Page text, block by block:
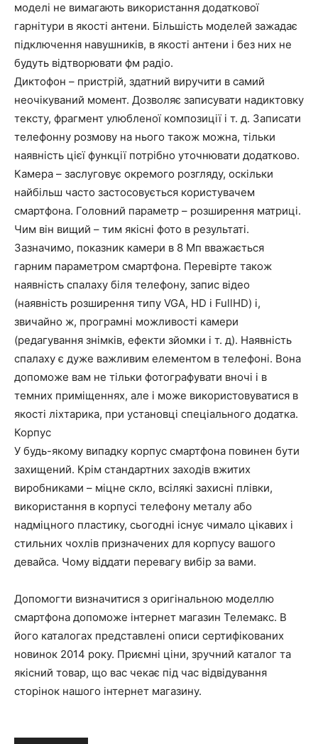
моделі не вимагають використання додаткової
гарнітури в якості антени. Більшість моделей зажадає
підключення навушників, в якості антени і без них не
будуть відтворювати фм радіо.
Диктофон – пристрій, здатний виручити в самий
неочікуваний момент. Дозволяє записувати надиктовку
тексту, фрагмент улюбленої композиції і т. д. Записати
телефонну розмову на нього також можна, тільки
наявність цієї функції потрібно уточнювати додатково.
Камера – заслуговує окремого розгляду, оскільки
найбільш часто застосовується користувачем
смартфона. Головний параметр – розширення матриці.
Чим він вищий – тим якісні фото в результаті.
Зазначимо, показник камери в 8 Мп вважається
гарним параметром смартфона. Перевірте також
наявність спалаху біля телефону, запис відео
(наявність розширення типу VGA, HD і FullHD) і,
звичайно ж, програмні можливості камери
(редагування знімків, ефекти зйомки і т. д). Наявність
спалаху є дуже важливим елементом в телефоні. Вона
допоможе вам не тільки фотографувати вночі і в
темних приміщеннях, але і може використовуватися в
якості ліхтарика, при установці спеціального додатка.
Корпус
У будь-якому випадку корпус смартфона повинен бути
захищений. Крім стандартних заходів вжитих
виробниками – міцне скло, всілякі захисні плівки,
використання в корпусі телефону металу або
надміцного пластику, сьогодні існує чимало цікавих і
стильних чохлів призначених для корпусу вашого
девайса. Чому віддати перевагу вибір за вами.
Допомогти визначитися з оригінальною моделлю
смартфона допоможе інтернет магазин Телемакс. В
його каталогах представлені описи сертифікованих
новинок 2014 року. Приємні ціни, зручний каталог та
якісний товар, що вас чекає під час відвідування
сторінок нашого інтернет магазину.